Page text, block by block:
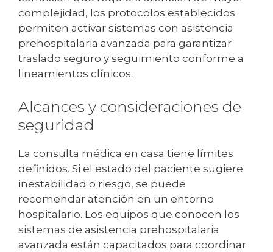
complejidad, los protocolos establecidos
permiten activar sistemas con asistencia
prehospitalaria avanzada para garantizar
traslado seguro y seguimiento conforme a
lineamientos clínicos.
Alcances y consideraciones de
seguridad
La consulta médica en casa tiene límites
definidos. Si el estado del paciente sugiere
inestabilidad o riesgo, se puede
recomendar atención en un entorno
hospitalario. Los equipos que conocen los
sistemas de asistencia prehospitalaria
avanzada están capacitados para coordinar